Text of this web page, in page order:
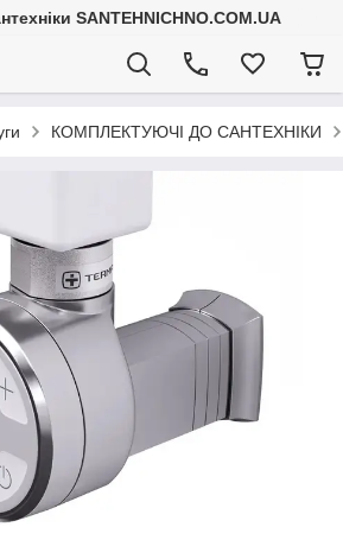
SANTEHNICHNO.COM.UA
КОМПЛЕКТУЮЧІ ДО САНТЕХНІКИ